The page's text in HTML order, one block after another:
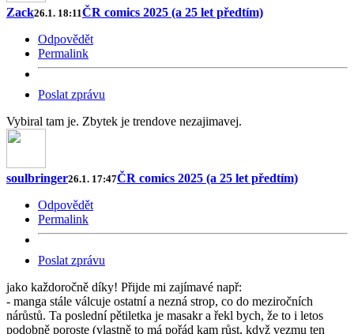
Zack26.1. 18:11ČR comics 2025 (a 25 let předtím)
Odpovědět
Permalink
Poslat zprávu
Vybiral tam je. Zbytek je trendove nezajimavej.
soulbringer26.1. 17:47ČR comics 2025 (a 25 let předtím)
Odpovědět
Permalink
Poslat zprávu
jako každoročně díky! Přijde mi zajímavé např:
- manga stále válcuje ostatní a nezná strop, co do meziročních
nárůstů. Ta poslední pětiletka je masakr a řekl bych, že to i letos
podobně poroste (vlastně to má pořád kam růst, když vezmu ten